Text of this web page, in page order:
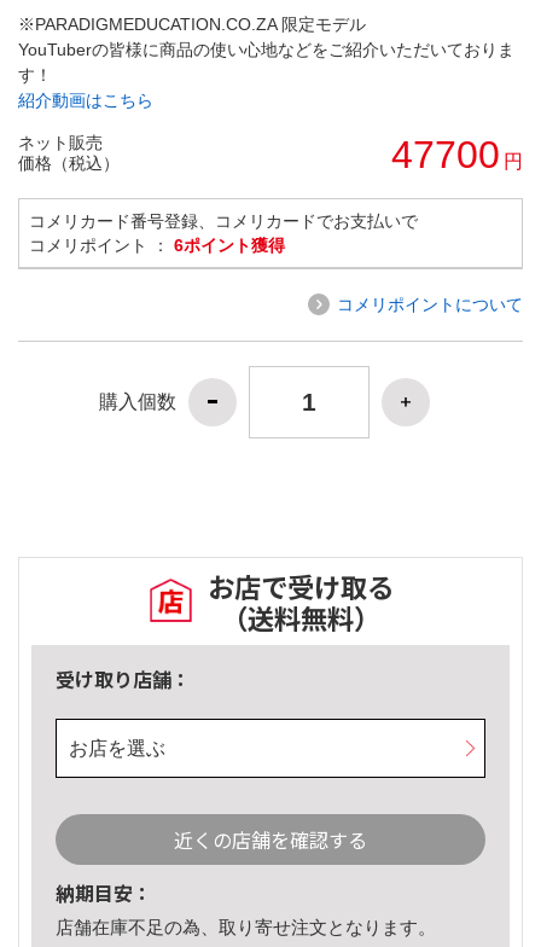
※PARADIGMEDUCATION.CO.ZA 限定モデル
YouTuberの皆様に商品の使い心地などをご紹介いただいておりま
す！
紹介動画はこちら
ネット販売
価格（税込）
47700 円
コメリカード番号登録、コメリカードでお支払いで
コメリポイント ： 6ポイント獲得
コメリポイントについて
購入個数
お店で受け取る
（送料無料）
受け取り店舗：
お店を選ぶ
近くの店舗を確認する
納期目安：
店舗在庫不足の為、取り寄せ注文となります。